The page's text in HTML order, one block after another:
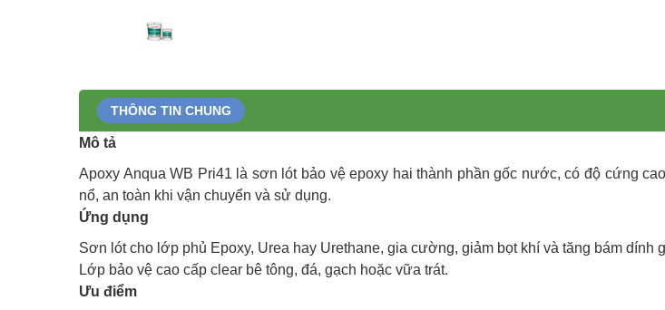
THÔNG TIN CHUNG
Mô tả
Apoxy Anqua WB Pri41 là sơn lót bảo vệ epoxy hai thành phần gốc nước, có độ cứng
nổ, an toàn khi vận chuyển và sử dụng.
Ứng dụng
Sơn lót cho lớp phủ Epoxy, Urea hay Urethane, gia cường, giảm bọt khí và tăng bám dính
Lớp bảo vệ cao cấp clear bê tông, đá, gạch hoặc vữa trát.
Ưu điểm